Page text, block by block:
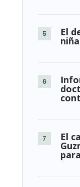
El
El